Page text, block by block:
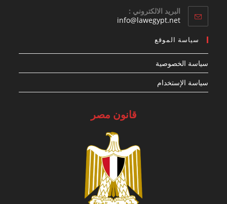
البريد الالكتروني :
info@lawegypt.net
سياسة الموقع
سياسة الخصوصية
سياسة الإستخدام
قانون مصر